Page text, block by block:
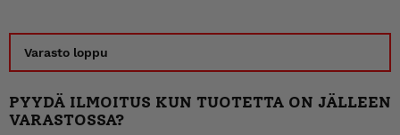
Varasto loppu
PYYDÄ ILMOITUS KUN TUOTETTA ON JÄLLEEN
VARASTOSSA?